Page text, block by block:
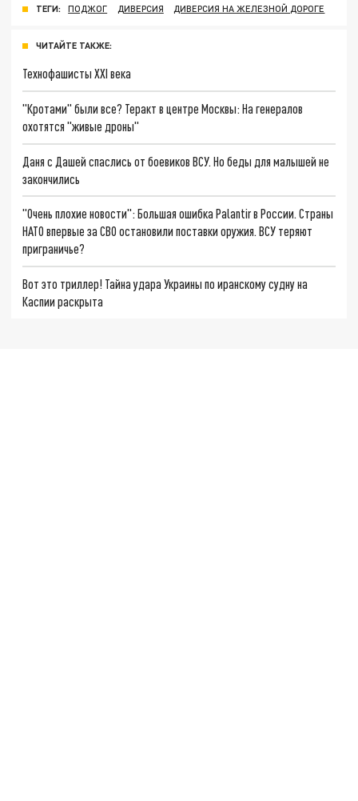
ТЕГИ: ПОДЖОГ ДИВЕРСИЯ ДИВЕРСИЯ НА ЖЕЛЕЗНОЙ ДОРОГЕ
ЧИТАЙТЕ ТАКЖЕ:
Технофашисты XXI века
"Кротами" были все? Теракт в центре Москвы: На генералов
охотятся "живые дроны"
Даня с Дашей спаслись от боевиков ВСУ. Но беды для малышей не
закончились
"Очень плохие новости": Большая ошибка Palantir в России. Страны
НАТО впервые за СВО остановили поставки оружия. ВСУ теряют
приграничье?
Вот это триллер! Тайна удара Украины по иранскому судну на
Каспии раскрыта